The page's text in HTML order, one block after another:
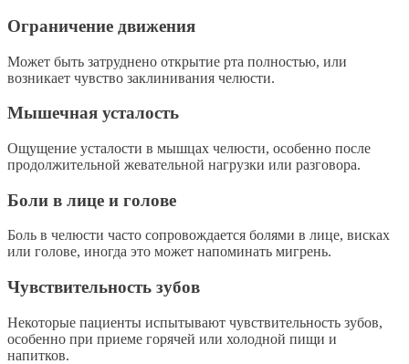
Ограничение движения
Может быть затруднено открытие рта полностью, или
возникает чувство заклинивания челюсти.
Мышечная усталость
Ощущение усталости в мышцах челюсти, особенно после
продолжительной жевательной нагрузки или разговора.
Боли в лице и голове
Боль в челюсти часто сопровождается болями в лице, висках
или голове, иногда это может напоминать мигрень.
Чувствительность зубов
Некоторые пациенты испытывают чувствительность зубов,
особенно при приеме горячей или холодной пищи и
напитков.